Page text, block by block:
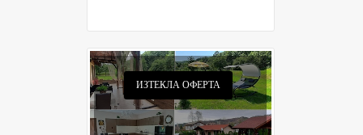
ИЗТЕКЛА ОФЕРТА